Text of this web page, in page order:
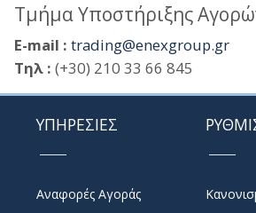
Τμήμα Υποστήριξης
E-mail : trading@enexgroup.gr
Τηλ : (+30) 210 33 66 845
ΥΠΗΡΕΣΙΕΣ
Αναφορές Αγοράς